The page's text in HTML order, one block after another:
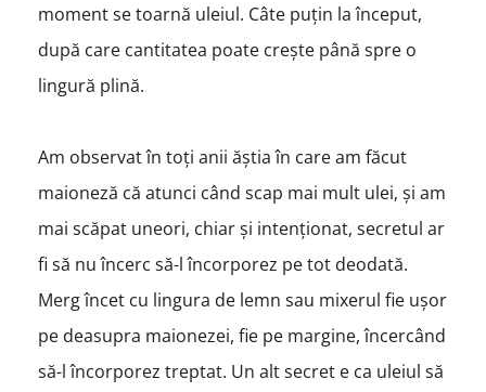
moment se toarnă uleiul. Câte puțin la început,
după care cantitatea poate crește până spre o
lingură plină.
Am observat în toți anii ăștia în care am făcut
maioneză că atunci când scap mai mult ulei, și am
mai scăpat uneori, chiar și intenționat, secretul ar
fi să nu încerc să-l încorporez pe tot deodată.
Merg încet cu lingura de lemn sau mixerul fie ușor
pe deasupra maionezei, fie pe margine, încercând
să-l încorporez treptat. Un alt secret e ca uleiul să